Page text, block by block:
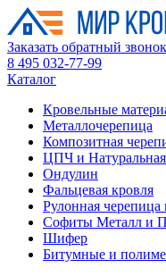
Заказать обратный звонок
8 495 032-77-99
Каталог
Кровельные
Металлочерепица
Композитная
ЦПЧ и
Ондулин
Фальцевая кровля
Рулонная
Софиты Металл и
Шифер
Битумные и